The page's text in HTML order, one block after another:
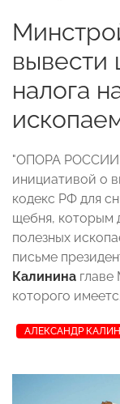
вывести
налога
"ОПОРА РОССИИ"
инициативой о
кодекс РФ для
щебня, которым
полезных
письме
Калинина
которого
АЛЕКСАНДР